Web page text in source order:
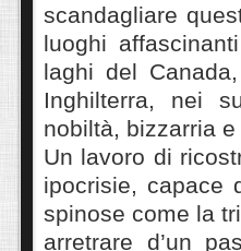
scandagliare
luoghi
laghi del
Inghilterra, nei
nobiltà, bizzarria
Un lavoro di
ipocrisie, capace
spinose come la
arretrare d’un